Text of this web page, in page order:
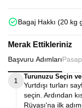
Bagaj Hakkı (20 kg
Merak Ettikleriniz
Başvuru Adımları
1
Turunuzu Seçin
Yurtdışı turları
seçin. Ardından
Rüyası'na ilk